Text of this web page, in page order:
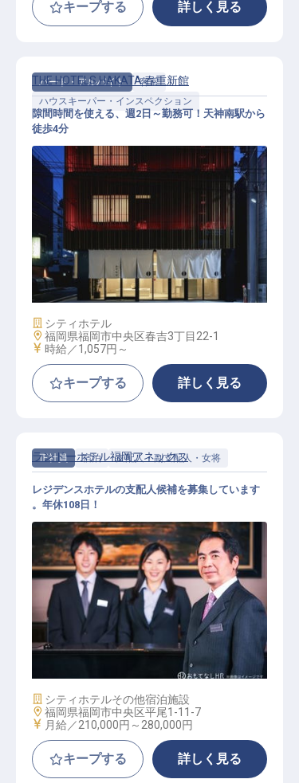
キープする 詳しく見る
パート・アルバイト
客室
ハウスキーパー・インスペクション
客室清掃
THE HOTELS HAKATA 春重新館
隙間時間を使える、週2日～勤務可！天神南駅から
徒歩4分
施設業態
シティホテル
勤務地
福岡県福岡市中央区春吉3丁目22-1
給与
時給／1,057円～
キープする 詳しく見る
正社員 宿泊 支配人・副支配人・女将
支配人・副支配人・女将 / 正社員
ランドーホテル福岡アネックス
レジデンスホテルの支配人候補を募集しています
。年休108日！
施設業態
シティホテルその他宿泊施設
勤務地
福岡県福岡市中央区平尾1-11-7
給与
月給／210,000円～ 280,000円
キープする 詳しく見る